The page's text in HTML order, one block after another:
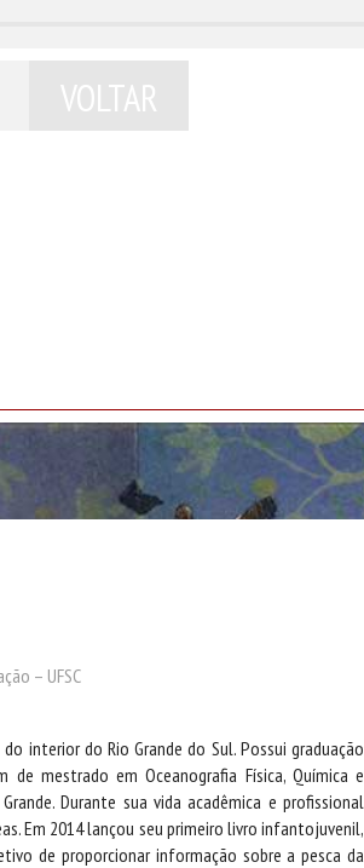
VOLTAR
– UFSC
interior do Rio Grande do Sul. Possui graduação
de mestrado em Oceanografia Física, Química e
Durante sua vida acadêmica e profissional
Em 2014 lançou seu primeiro livro infantojuvenil,
de proporcionar informação sobre a pesca da